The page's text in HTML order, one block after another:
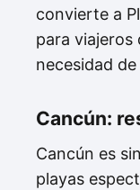
convierte a
para viajeros
necesidad
Cancún:
Cancún es
playas